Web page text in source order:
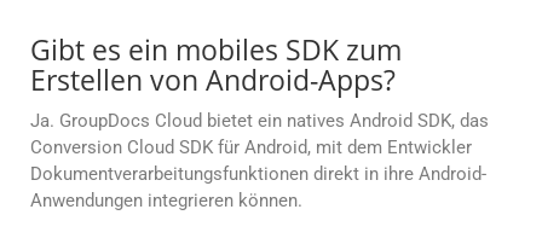
Gibt es ein mobiles SDK zum
Erstellen von Android-Apps?
Ja. GroupDocs Cloud bietet ein natives Android SDK, das
Conversion Cloud SDK für Android, mit dem Entwickler
Dokumentverarbeitungsfunktionen direkt in ihre Android-
Anwendungen integrieren können.